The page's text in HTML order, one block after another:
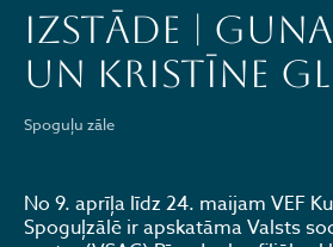
IZSTĀDE |
UN KRISTĪNE
Spoguļu zāle
No 9. aprīļa līdz 24. maijam VEF
Spoguļzālē ir apskatāma Valsts